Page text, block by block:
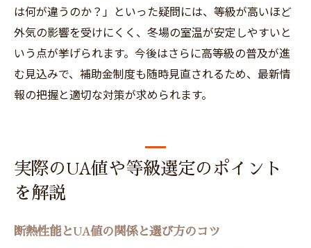
は何が違うのか？」といった疑問には、等級が高いほど
外気の影響を受けにくく、冬場の室温が安定しやすいと
いう点が挙げられます。今後はさらに高等級の普及が進
む見込みで、補助金制度も随時見直されるため、最新情
報の把握と適切な対策が求められます。
実際のUA値や等級選定のポイント
を解説
断熱性能とUA値の関係と選び方のコツ